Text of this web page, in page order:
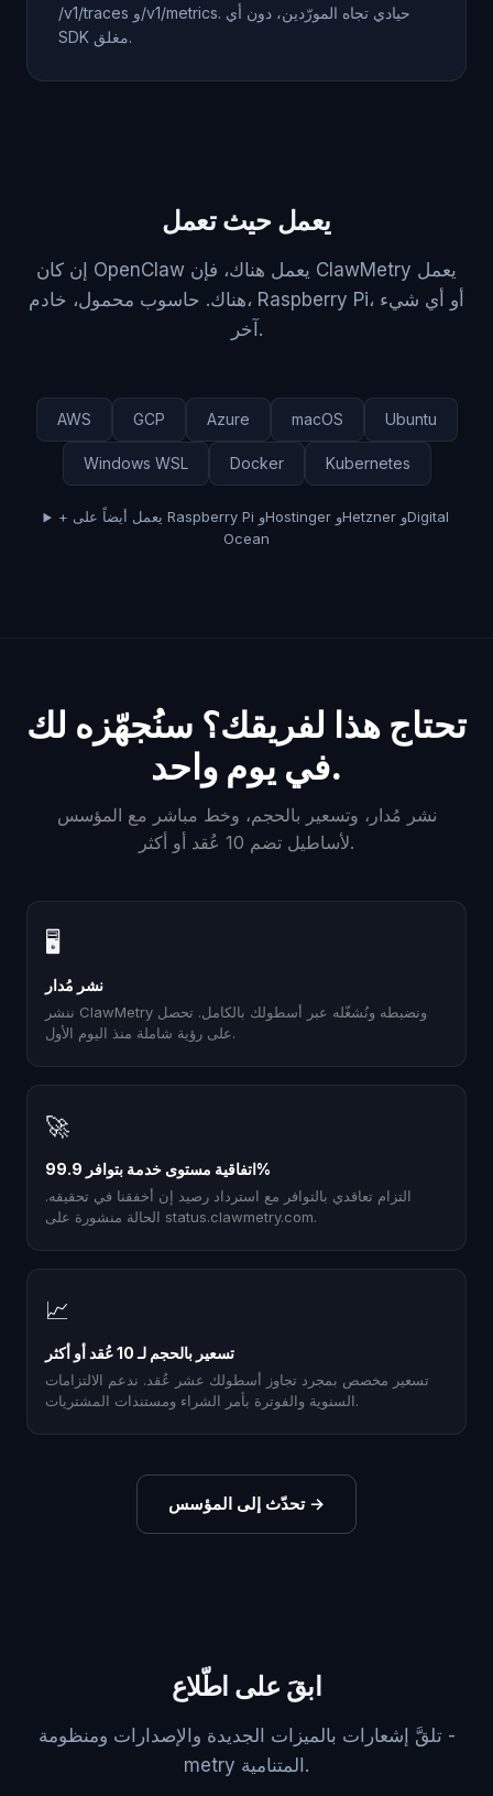
‎/v1/traces‎ و‎/v1/metrics‎. حيادي تجاه المورّدين، دون أي
SDK مغلق.
يعمل حيث تعمل
إن كان OpenClaw يعمل هناك، فإن ClawMetry يعمل
هناك. حاسوب محمول، خادم، Raspberry Pi، أو أي شيء
آخر.
AWS GCP Azure macOS Ubuntu
Windows WSL Docker Kubernetes
+ يعمل أيضاً على Raspberry Pi وHostinger وHetzner وDigital
Ocean
تحتاج هذا لفريقك؟ سنُجهّزه لك
في يوم واحد.
نشر مُدار، وتسعير بالحجم، وخط مباشر مع المؤسس
لأساطيل تضم 10 عُقد أو أكثر.
🖥
نشر مُدار
ننشر ClawMetry ونضبطه ونُشغّله عبر أسطولك بالكامل. تحصل
على رؤية شاملة منذ اليوم الأول.
🚀
اتفاقية مستوى خدمة بتوافر 99.9%
التزام تعاقدي بالتوافر مع استرداد رصيد إن أخفقنا في تحقيقه.
الحالة منشورة على status.clawmetry.com.
📈
تسعير بالحجم لـ 10 عُقد أو أكثر
تسعير مخصص بمجرد تجاوز أسطولك عشر عُقد. ندعم الالتزامات
السنوية والفوترة بأمر الشراء ومستندات المشتريات.
تحدّث إلى المؤسس→
ابقَ على اطّلاع
تلقَّ إشعارات بالميزات الجديدة والإصدارات ومنظومة ‎-
metry‎ المتنامية.